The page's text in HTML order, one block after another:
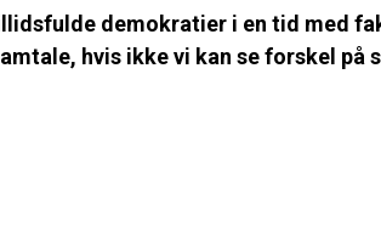
demokratier i en tid med
hvis ikke vi kan se forskel på